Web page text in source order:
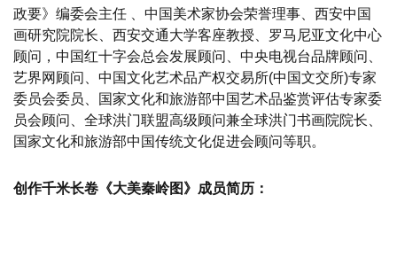
政要》编委会主任 、中国美术家协会荣誉理事、西安中国
画研究院院长、西安交通大学客座教授、罗马尼亚文化中心
顾问，中国红十字会总会发展顾问、中央电视台品牌顾问、
艺界网顾问、中国文化艺术品产权交易所(中国文交所)专家
委员会委员、国家文化和旅游部中国艺术品鉴赏评估专家委
员会顾问、全球洪门联盟高级顾问兼全球洪门书画院院长、
国家文化和旅游部中国传统文化促进会顾问等职。
创作千米长卷《大美秦岭图》成员简历：